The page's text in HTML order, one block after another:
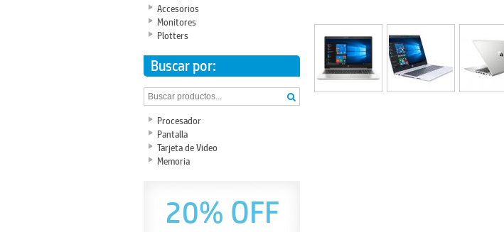
Accesorios
Monitores
Plotters
Buscar por:
Procesador
Pantalla
Tarjeta de Video
Memoria
20% OFF